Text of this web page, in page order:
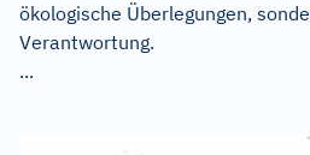
ökologische Überlegungen,
Verantwortung.
...